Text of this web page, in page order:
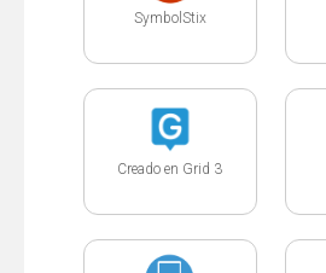
SymbolStix
Creado en Grid 3